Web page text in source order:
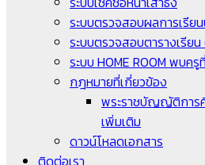
ระบบตรวจสอบผลการเรีย
ระบบตรวจสอบตารางเรีย
ระบบ HOME ROOM พบค
กฎหมายที่เกี่ยวข้อง
พระราชบัญญัติการศึ
เพิ่มเติม
ดาวน์โหลดเอกสาร
ติดต่อเรา